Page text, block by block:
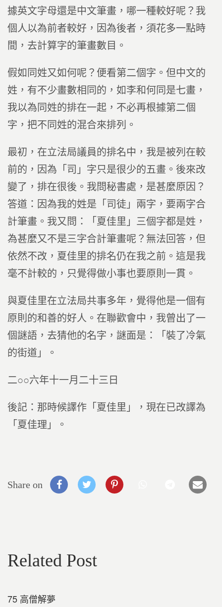
據英文字母還是中文筆畫，哪一種較好呢？我
個人以為前者較好，因為後者，須花多一點時
間，去計算字的筆畫數目。
假如同姓又如何呢？便看第二個字。但中文的
姓，有不少畫數相同的，如李和何同是七畫，
我以為同姓的排在一起，不必再根據第二個
字，把不同姓的混合來排列。
最初，在立法局議員的排名中，我是被列在較
前的，因為「司」字只是很少的五畫。後來改
變了，排在很後。我問秘書處，是甚麼原因？
答道：因為我的姓是「司徒」兩字，要兩字合
計筆畫。我又問：「夏佳里」三個字都是姓，
為甚麼又不是三字合計筆畫呢？無法回答，但
依然不改，夏佳里的排名仍在我之前。這是我
毫不計較的，只覺得做小事也要原則一貫。
與夏佳里在立法局共事多年，覺得他是一個有
原則的和善的好人。在聯歡會中，我曾出了一
個謎語，去猜他的名字，謎面是：「裝了冷氣
的街道」。
二○○六年十一月二十三日
後記：那時候譯作「夏佳里」，現在已改譯為
「夏佳理」。
Share on
Related Post
75 高僧解夢